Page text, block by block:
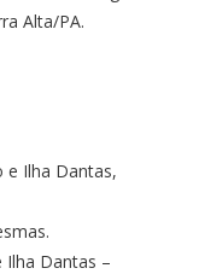
Alta/PA.
e Ilha Dantas,
Ilha Dantas –